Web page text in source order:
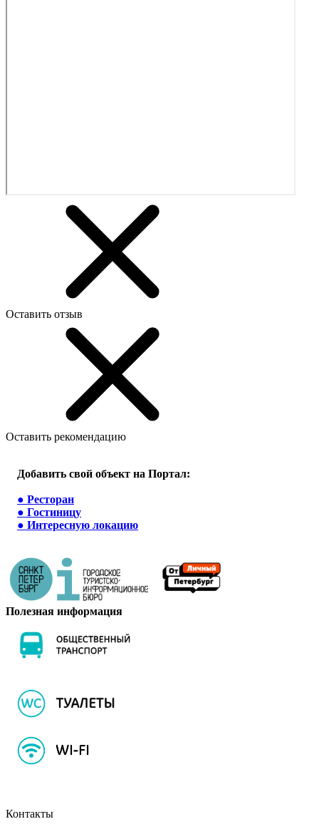
Оставить отзыв
Оставить рекомендацию
Добавить свой объект на Портал:
● Ресторан
● Гостиницу
● Интересную локацию
Полезная информация
Контакты